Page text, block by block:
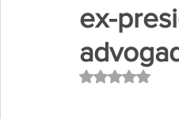
ex-
Avaliado